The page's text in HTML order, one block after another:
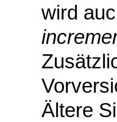
wird
Ältere